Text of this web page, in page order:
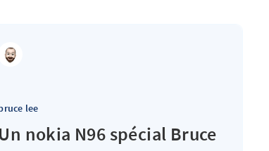
lee
Un nokia N96 spécial Bruce